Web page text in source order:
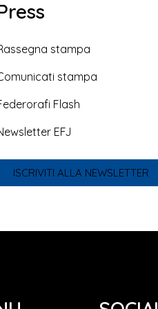
stampa
stampa
Flash
EFJ
ISCRIVITI ALLA NEWSLETTER